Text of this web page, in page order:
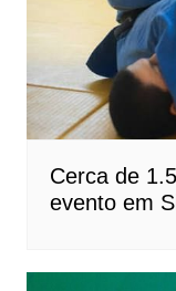
Cerca de
evento em